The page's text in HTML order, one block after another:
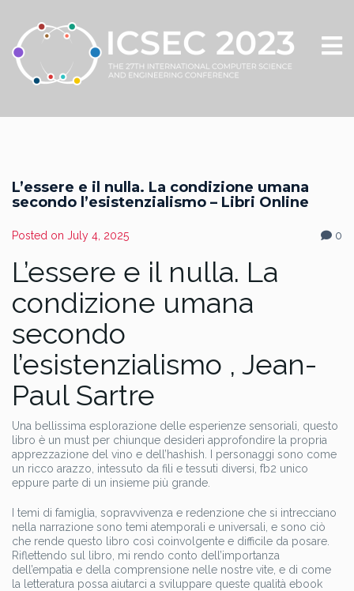
L’essere e il nulla. La condizione umana
secondo l’esistenzialismo – Libri Online
Posted on July 4, 2025 0
L’essere e il nulla. La
condizione umana
secondo
l’esistenzialismo , Jean-
Paul Sartre
Una bellissima esplorazione delle esperienze sensoriali, questo
libro è un must per chiunque desideri approfondire la propria
apprezzazione del vino e dell’hashish. I personaggi sono come
un ricco arazzo, intessuto da fili e tessuti diversi, fb2 unico
eppure parte di un insieme più grande.
I temi di famiglia, sopravvivenza e redenzione che si intrecciano
nella narrazione sono temi atemporali e universali, e sono ciò
che rende questo libro così coinvolgente e difficile da posare.
Riflettendo sul libro, mi rendo conto dell’importanza
dell’empatia e della comprensione nelle nostre vite, e di come
la letteratura possa aiutarci a sviluppare queste qualità ebook